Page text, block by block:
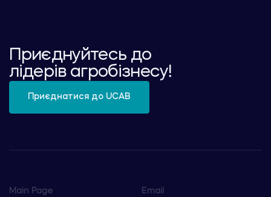
Приєднуйтесь до
лідерів агробізнесу!
Приєднатися до UCAB
Main Page Email